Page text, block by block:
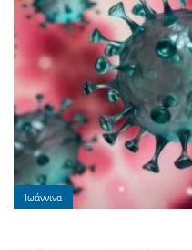
Ιωάννινα